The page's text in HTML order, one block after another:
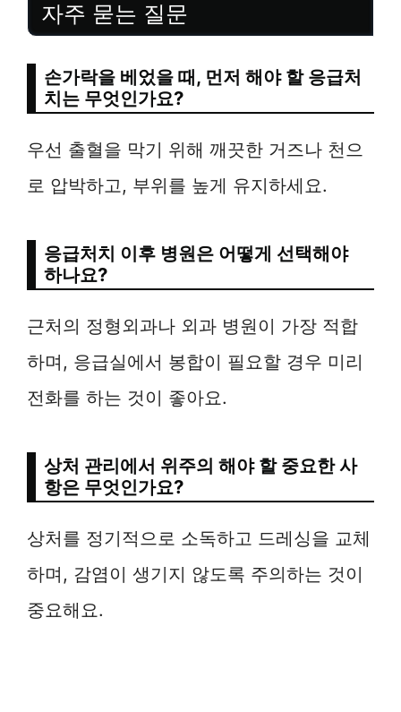
자주 묻는 질문
손가락을 베었을 때, 먼저 해야 할 응급처
치는 무엇인가요?
우선 출혈을 막기 위해 깨끗한 거즈나 천으
로 압박하고, 부위를 높게 유지하세요.
응급처치 이후 병원은 어떻게 선택해야
하나요?
근처의 정형외과나 외과 병원이 가장 적합
하며, 응급실에서 봉합이 필요할 경우 미리
전화를 하는 것이 좋아요.
상처 관리에서 위주의 해야 할 중요한 사
항은 무엇인가요?
상처를 정기적으로 소독하고 드레싱을 교체
하며, 감염이 생기지 않도록 주의하는 것이
중요해요.